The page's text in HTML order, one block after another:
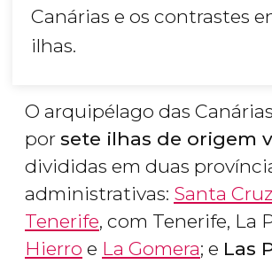
Canárias e os contrastes
ilhas.
O arquipélago das
por sete ilhas de origem
divididas em duas
administrativas: Santa
Tenerife, com Tenerife, La
Hierro e La Gomera; e Las